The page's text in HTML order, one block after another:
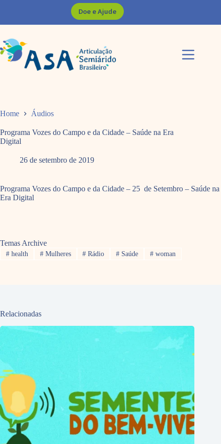
Doe e Ajude
Home Áudios
Programa Vozes do Campo e da Cidade – Saúde na Era
Digital
26 de setembro de 2019
Programa Vozes do Campo e da Cidade – 25 de Setembro – Saúde na
Era Digital
Temas Archive
#health #Mulheres # Rádio # Saúde # woman
Relacionadas